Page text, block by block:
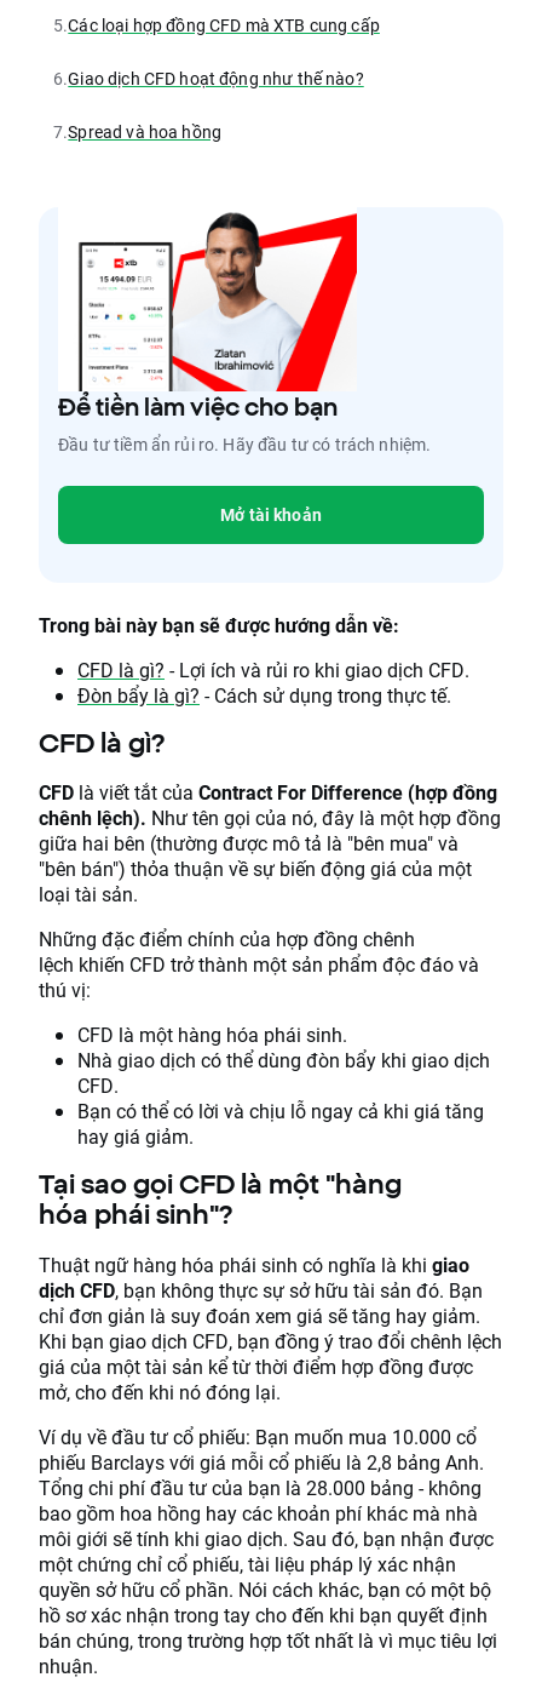
5.Các loại hợp đồng CFD mà XTB cung cấp
6.Giao dịch CFD hoạt động như thế nào?
7.Spread và hoa hồng
Để tiền làm việc cho bạn
Đầu tư tiềm ẩn rủi ro. Hãy đầu tư có trách nhiệm.
Mở tài khoản
Trong bài này bạn sẽ được hướng dẫn về:
CFD là gì? - Lợi ích và rủi ro khi giao dịch CFD.
Đòn bẩy là gì? - Cách sử dụng trong thực tế.
CFD là gì?
CFD là viết tắt của Contract For Difference (hợp đồng
chênh lệch). Như tên gọi của nó, đây là một hợp đồng
giữa hai bên (thường được mô tả là "bên mua" và
"bên bán") thỏa thuận về sự biến động giá của một
loại tài sản.
Những đặc điểm chính của hợp đồng chênh
lệch khiến CFD trở thành một sản phẩm độc đáo và
thú vị:
CFD là một hàng hóa phái sinh.
Nhà giao dịch có thể dùng đòn bẩy khi giao dịch
CFD.
Bạn có thể có lời và chịu lỗ ngay cả khi giá tăng
hay giá giảm.
Tại sao gọi CFD là một "hàng
hóa phái sinh"?
Thuật ngữ hàng hóa phái sinh có nghĩa là khi giao
dịch CFD, bạn không thực sự sở hữu tài sản đó. Bạn
chỉ đơn giản là suy đoán xem giá sẽ tăng hay giảm.
Khi bạn giao dịch CFD, bạn đồng ý trao đổi chênh lệch
giá của một tài sản kể từ thời điểm hợp đồng được
mở, cho đến khi nó đóng lại.
Ví dụ về đầu tư cổ phiếu: Bạn muốn mua 10.000 cổ
phiếu Barclays với giá mỗi cổ phiếu là 2,8 bảng Anh.
Tổng chi phí đầu tư của bạn là 28.000 bảng - không
bao gồm hoa hồng hay các khoản phí khác mà nhà
môi giới sẽ tính khi giao dịch. Sau đó, bạn nhận được
một chứng chỉ cổ phiếu, tài liệu pháp lý xác nhận
quyền sở hữu cổ phần. Nói cách khác, bạn có một bộ
hồ sơ xác nhận trong tay cho đến khi bạn quyết định
bán chúng, trong trường hợp tốt nhất là vì mục tiêu lợi
nhuận.